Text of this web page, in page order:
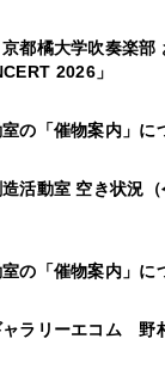
都橘大学吹奏楽部
2026」
の「催物案内」に
造活動室 空き状況
の「催物案内」に
ャラリーエコム 野